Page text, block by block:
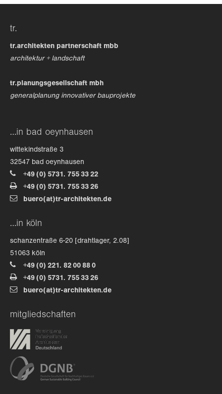
get in touch
376-293 city road, suite 600
san francisco, ca 94102
+44 1234 567 890
drop us a line
info@yourdomain.com
about us
lorem ipsum dolor sit amet, consectetuer
aenean commodo ligula eget dolor. aenean massa. cum
sociis natoque penatibus et magnis dis parturient
montes, nascetur ridiculus mus. donec quam felis,
ultricies nec.
tr.
tr.architekten partnerschaft mbb
architektur + landschaft
tr.planungsgesellschaft mbh
generalplanung innovativer bauprojekte
…in bad oeynhausen
wittekindstraße 3
32547 bad oeynhausen
+49 (0) 5731. 755 33 22
+49 (0) 5731. 755 33 26
buero(at)tr-architekten.de
…in köln
schanzentraße 6-20 [drahtlager, 2.08]
51063 köln
+49 (0) 221. 82 00 88 0
+49 (0) 5731. 755 33 26
buero(at)tr-architekten.de
mitgliedschaften